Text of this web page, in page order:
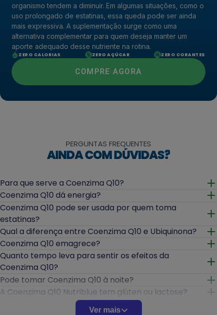
organismo tendem a diminuir. Em algumas situações, como o
uso prolongado de estatinas, essa queda pode ser ainda
mais expressiva. A suplementação surge como uma
alternativa complementar para quem deseja manter um
aporte adequado desse nutriente na rotina.
ZERO CALORIAS ZERO AÇÚCAR ZERO CORANTES
COMPRE AGORA
PERGUNTAS FREQUENTES
AINDA COM DÚVIDAS?
Para que serve a Coenzima Q10?
Abrir
Coenzima Q10 dá energia?
Abrir
Coenzima Q10 pode ser usada por quem toma
estatinas?
Abrir
Qual a diferença entre Coenzima Q10 e Ubiquinona?
Abrir
Coenzima Q10 emagrece?
Abrir
Quanto tempo leva para sentir os efeitos da
Coenzima Q10?
Abrir
Pode tomar Coenzima Q10 à noite?
Abrir
A Coenzima Q10 Nutriblue tem glúten ou lactose?
Precisa de receita médica para comprar Coenzima
Ver mais